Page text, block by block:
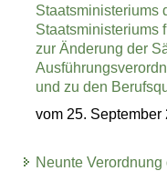
Staatsministeriums
Staatsministeriums
zur Änderung der
und zu den
vom 25.
Neunte